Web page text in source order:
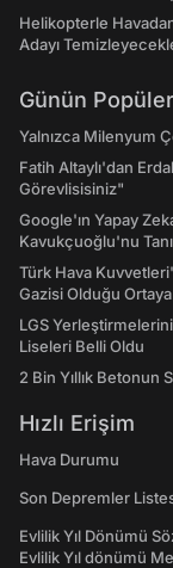
Helikopterle Havadan
Adayı
Günün Popüler
Yalnızca Milenyum
Fatih Altaylı'dan
Görevlisisiniz"
Google'ın Yapay
Kavukçuoğlu'nu
Türk Hava
Gazisi Olduğu Ortaya
LGS
Liseleri Belli Oldu
2 Bin Yıllık Betonun
Hızlı Erişim
Hava Durumu
Son Depremler
Evlilik Yıl Dönümü
Evlilik Yıl dönümü